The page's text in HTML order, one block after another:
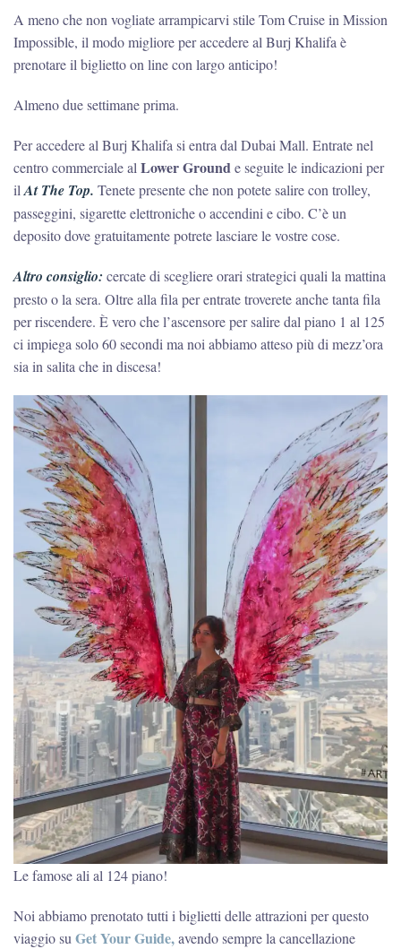
A meno che non vogliate arrampicarvi stile Tom Cruise in Mission
Impossible, il modo migliore per accedere al Burj Khalifa è
prenotare il biglietto on line con largo anticipo!
Almeno due settimane prima.
Per accedere al Burj Khalifa si entra dal Dubai Mall. Entrate nel
centro commerciale al Lower Grounde seguite le indicazioni per
il At The Top. Tenete presente che non potete salire con trolley,
passeggini, sigarette elettroniche o accendini e cibo. C’è un
deposito dove gratuitamente potrete lasciare le vostre cose.
Altro consiglio: cercate di scegliere orari strategici quali la mattina
presto o la sera. Oltre alla fila per entrate troverete anche tanta fila
per riscendere. È vero che l’ascensore per salire dal piano 1 al 125
ci impiega solo 60 secondi ma noi abbiamo atteso più di mezz’ora
sia in salita che in discesa!
Le famose ali al 124 piano!
Noi abbiamo prenotato tutti i biglietti delle attrazioni per questo
viaggio su Get Your Guide,avendo sempre la cancellazione